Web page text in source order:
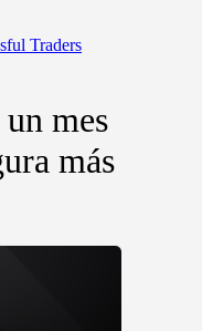
Traders
mes
más